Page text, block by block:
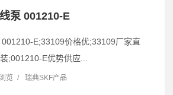
泵 001210-E
E;33109价格优;33109厂家直
;001210-E优势供应...
览 / 瑞典SKF产品